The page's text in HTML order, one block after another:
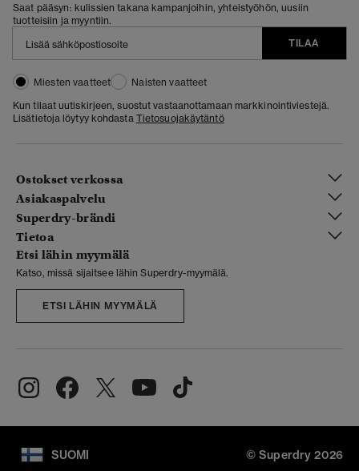
Saat pääsyn: kulissien takana kampanjoihin, yhteistyöhön, uusiin
tuotteisiin ja myyntiin.
TILAA
Miesten vaatteet
Naisten vaatteet
Kun tilaat uutiskirjeen, suostut vastaanottamaan markkinointiviestejä.
Lisätietoja löytyy kohdasta Tietosuojakäytäntö
Ostokset verkossa
Asiakaspalvelu
Superdry-brändi
Tietoa
Etsi lähin myymälä
Katso, missä sijaitsee lähin Superdry-myymälä.
ETSI LÄHIN MYYMÄLÄ
SUOMI © Superdry 2026